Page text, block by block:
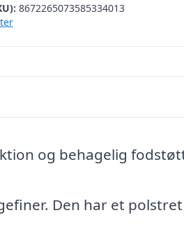
8672265073585334013
og behagelig
Den har et polstret